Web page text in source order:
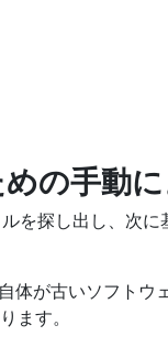
の手動
を探し出し、次
が古いソフトウ
ます。